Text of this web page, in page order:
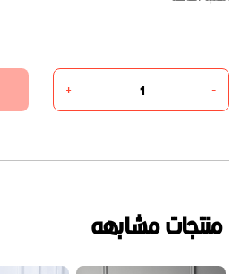
-
+
منتجات مشابهه